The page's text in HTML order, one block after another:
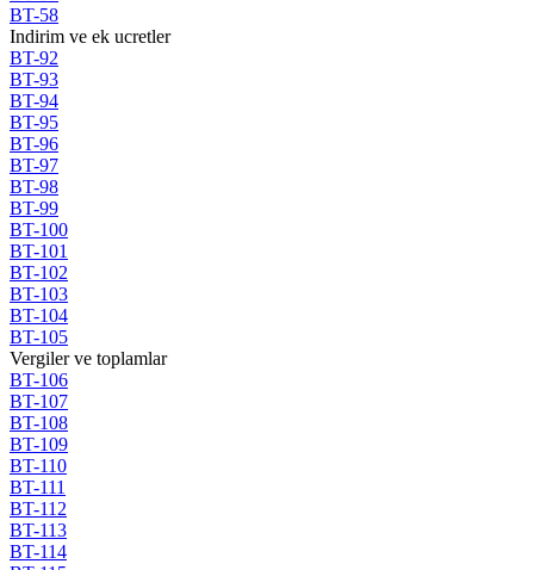
BT-58
Indirim ve ek ucretler
BT-92
BT-93
BT-94
BT-95
BT-96
BT-97
BT-98
BT-99
BT-100
BT-101
BT-102
BT-103
BT-104
BT-105
Vergiler ve toplamlar
BT-106
BT-107
BT-108
BT-109
BT-110
BT-111
BT-112
BT-113
BT-114